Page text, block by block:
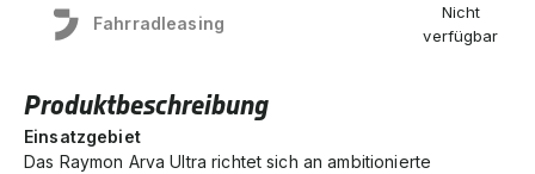
Produktbeschreibung
Einsatzgebiet
Das Raymon Arva Ultra richtet sich an ambitionierte
Fahrradleasing
Nicht
verfügbar